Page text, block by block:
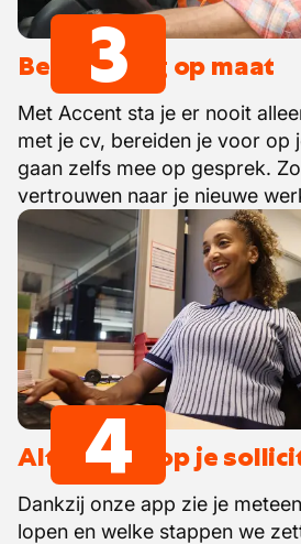
Begeleiding op maat
Met Accent sta je er nooit
met je cv, bereiden je voor op
gaan zelfs mee op gesprek.
vertrouwen naar je nieuwe
3
Altijd zicht op je
Dankzij onze app zie je
lopen en welke stappen we
4